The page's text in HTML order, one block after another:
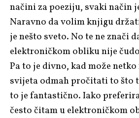
načini za poeziju, svaki način
Naravno da volim knjigu
je nešto sveto. No te ne znači
elektroničkom obliku nije čudo
Pa to je divno, kad može
svijeta odmah pročitati to što
to je fantastično. Iako
često čitam u elektroničkom